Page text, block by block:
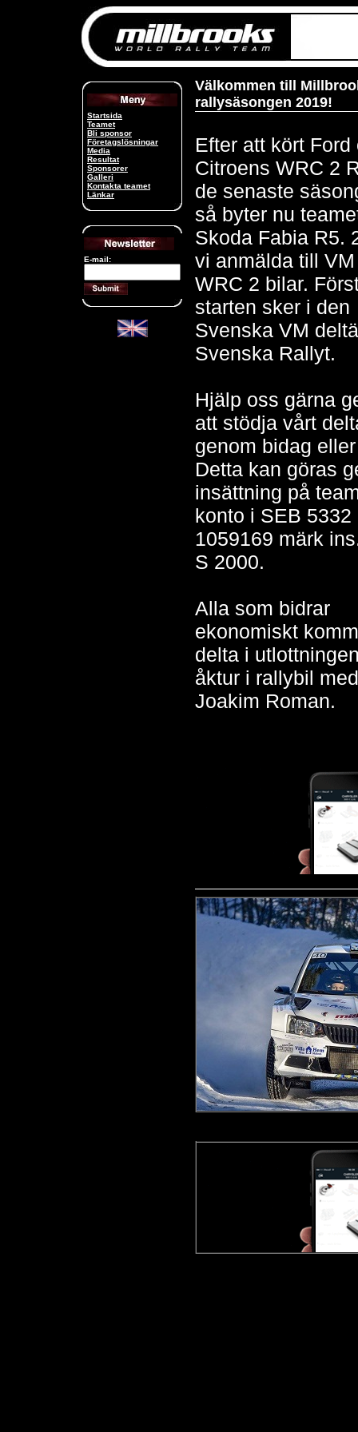
Startsida
Teamet
Bli sponsor
Företagslösningar
Media
Resultat
Sponsorer
Galleri
Kontakta teamet
Länkar
E-mail:
Välkommen till
rallysäsongen 2019!
Efter att kört Ford
Citroens WRC 2
de senaste
så byter nu
Skoda Fabia R5.
vi anmälda till
WRC 2 bilar.
starten sker i den
Svenska VM
Svenska Rallyt.
Hjälp oss gärna
att stödja vårt
genom bidag
Detta kan göras
insättning på
konto i SEB 5332
1059169 märk
S 2000.
Alla som bidrar
ekonomiskt
delta i
åktur i rallybil med
Joakim Roman.